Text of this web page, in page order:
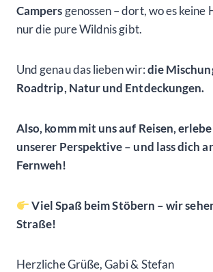
Campers genossen – dort, wo es keine
nur die pure Wildnis gibt.
Und genau das lieben wir:die
Roadtrip, Natur und Entdeckungen.
Also, komm mit uns auf Reisen,
unserer Perspektive – und lass dich
Fernweh!
Viel Spaß beim Stöbern – wir
Straße!
Herzliche Grüße, Gabi & Stefan